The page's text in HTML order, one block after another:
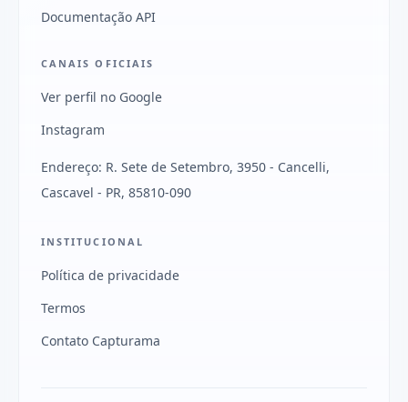
Documentação API
CANAIS OFICIAIS
Ver perfil no Google
Instagram
Endereço: R. Sete de Setembro, 3950 - Cancelli,
Cascavel - PR, 85810-090
INSTITUCIONAL
Política de privacidade
Termos
Contato Capturama